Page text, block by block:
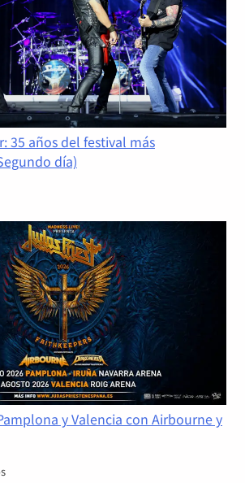
35 años del festival más
día)
y Valencia con Airbourne y